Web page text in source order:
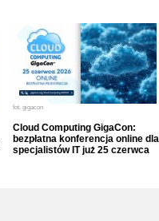
fot. gigacon
Cloud Computing GigaCon:
bezpłatna konferencja online dla
specjalistów IT już 25 czerwca